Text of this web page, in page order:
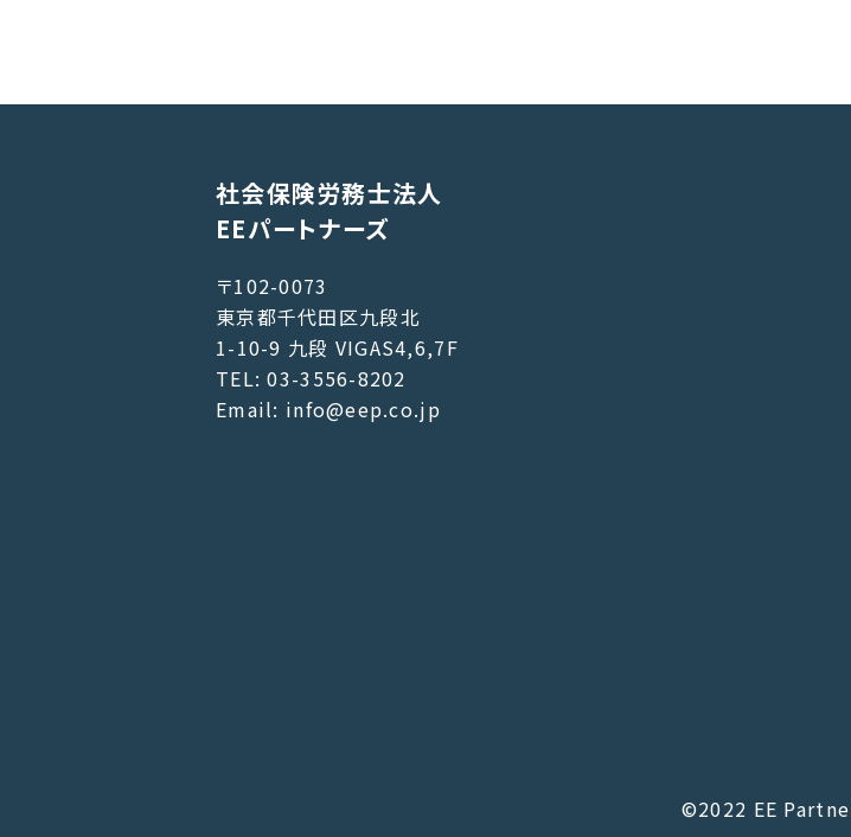
社会保険労務士法人
EEパートナーズ
〒102-0073
東京都千代田区九段北
1-10-9 九段 VIGAS4,6,7F
TEL: 03-3556-8202
Email: info@eep.co.jp
©2022 EE